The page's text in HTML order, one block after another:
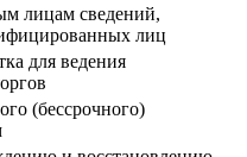
лицам сведений,
лиц
для ведения
(бессрочного)